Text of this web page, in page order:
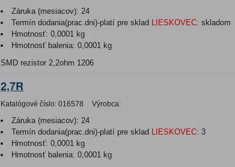
Záruka (mesiacov): 24
Termín dodania(prac.dni)-platí pre sklad LIESKOVEC: skladom
Hmotnosť: 0,0001 kg
Hmotnosť balenia: 0,0001 kg
SMD rezistor 2,2ohm 1206
2,7R
Katalógové číslo: 016578 Výrobca:
Záruka (mesiacov): 24
Termín dodania(prac.dni)-platí pre sklad LIESKOVEC: 3
Hmotnosť: 0,0001 kg
Hmotnosť balenia: 0,0001 kg